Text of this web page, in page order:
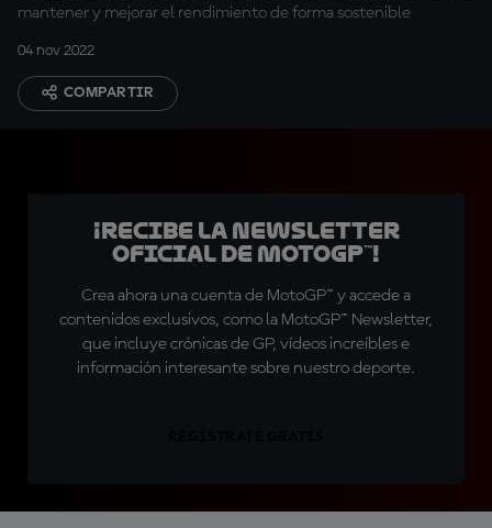
mantener y mejorar el rendimiento de forma sostenible
04 nov 2022
COMPARTIR
¡Recibe la Newsletter
oficial de MotoGP™!
Crea ahora una cuenta de MotoGP™ y accede a
contenidos exclusivos, como la MotoGP™ Newsletter,
que incluye crónicas de GP, vídeos increíbles e
información interesante sobre nuestro deporte.